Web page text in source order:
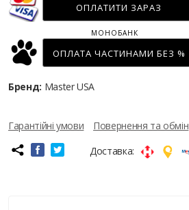
ОПЛАТИТИ ЗАРАЗ
ОПЛАТА ЧАСТИНАМИ БЕЗ %
МОНОБАНК
Бренд: Master USA
Гарантійні умови Повернення та обмін
Доставка: